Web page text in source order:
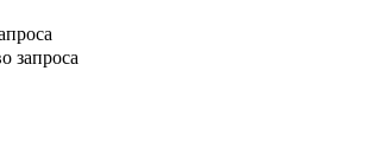
запроса